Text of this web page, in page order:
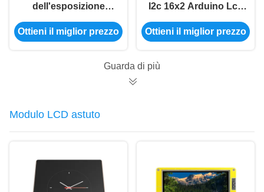
dell'esposizione
dell'affissione a
cristalli liquidi dello
carattere della
PANNOCCHIA
Ottieni il miglior prezzo
I2c 16x2 Arduino Lcd
Display Module
dell'affissione a
modulo 5V 16x2 di
Ottieni il miglior prezzo
Guarda di più
Modulo LCD astuto